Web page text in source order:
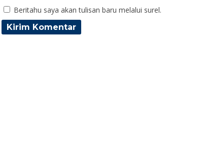
Beritahu saya akan tulisan baru melalui surel.